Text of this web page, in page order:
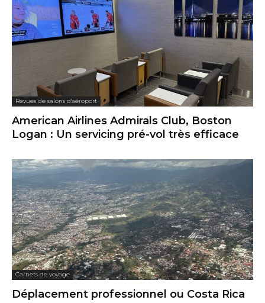
Revues de salons d'aéroport
American Airlines Admirals Club, Boston
Logan : Un servicing pré-vol très efficace
Carnets de voyage
Déplacement professionnel ou Costa Rica